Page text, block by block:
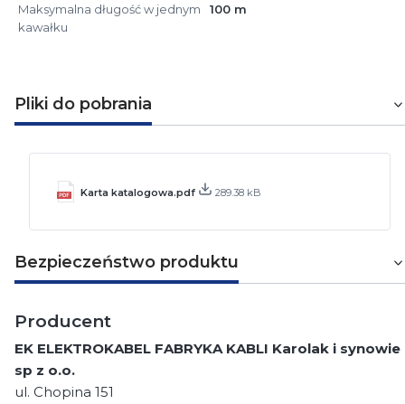
Maksymalna długość w jednym
kawałku
100 m
Pliki do pobrania
Karta katalogowa.pdf 289.38 kB
Bezpieczeństwo produktu
Producent
EK ELEKTROKABEL FABRYKA KABLI Karolak i synowie
sp z o.o.
ul. Chopina 151